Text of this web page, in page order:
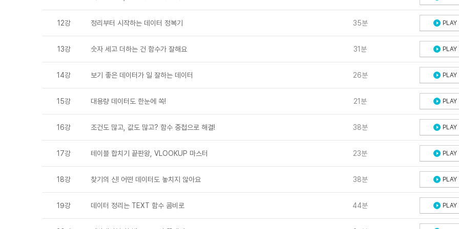
12강 정리부터 시작하는 데이터 정복기 35분 PLAY
13강 숫자 세고 더하는 건 함수가 잘해요 31분 PLAY
14강 보기 좋은 데이터가 일 잘하는 데이터 26분 PLAY
15강 대용량 데이터도 한눈에 쏙! 21분 PLAY
16강 조건도 많고, 값도 많고? 함수 중첩으로 해결! 38분 PLAY
17강 테이블 합치기 끝판왕, VLOOKUP 마스터 23분 PLAY
18강 찾기의 신! 어떤 데이터도 놓치지 않아요 38분 PLAY
19강 데이터 정리는 TEXT 함수 콤비로 44분 PLAY